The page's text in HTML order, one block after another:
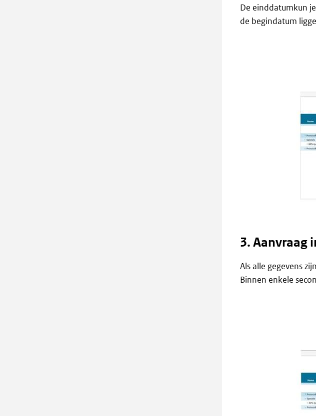
De einddatumkun
de begindatum
3. Aanvraag
Als alle gegevens
Binnen enkele